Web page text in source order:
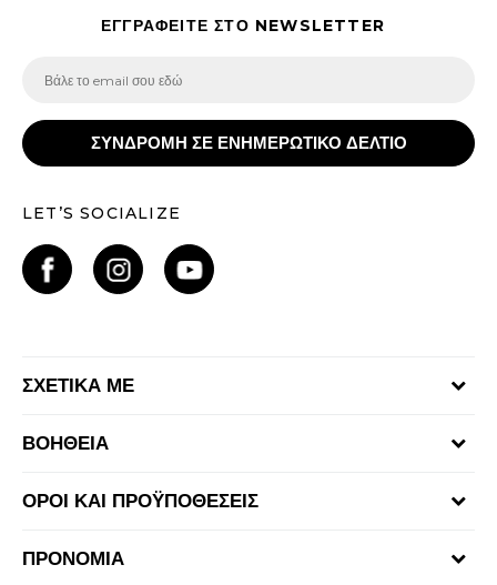
ΕΓΓΡΑΦΕΙΤΕ ΣΤΟ NEWSLETTER
ΣΥΝΔΡΟΜΗ ΣΕ ΕΝΗΜΕΡΩΤΙΚΟ ΔΕΛΤΙΟ
LET’S SOCIALIZE
ΣΧΕΤΙΚΑ ΜΕ
Καταστήματα
ΒΟΗΘΕΙΑ
Αποστολή & Παράδοση
ΟΡΟΙ ΚΑΙ ΠΡΟΫΠΟΘΕΣΕΙΣ
ΠΡΟΝΟΜΙΑ